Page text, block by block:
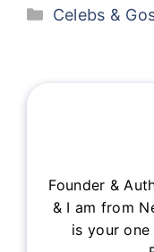
Categories
Celebs &
Founder &
& I am from
is your